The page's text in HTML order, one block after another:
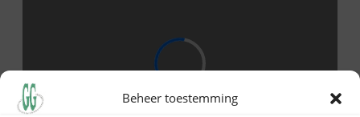
Beheer toestemming